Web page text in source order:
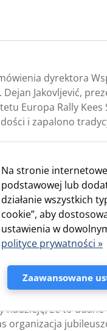
dyrektora
Dejan Jakovljević,
Europa Rally
i zapalono
trwało 4 dni i
Mali Lošinj i
do sąsiedniej
także
lasu Čikat”.
Čikat, a wisienką
uczestników
warunki pogodowe,
d.o.o. – personelu
nadzieję, że to
organizacja
Na stronie
podstawowej lub
działanie wszystkich
cookie”, aby
ustawienia w
polityce prywatności »
Zaawansowane